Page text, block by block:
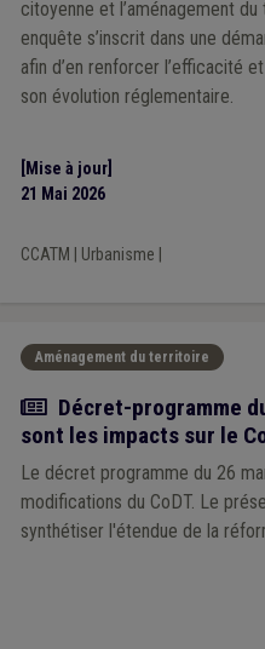
citoyenne et l’aménagement
enquête s’inscrit dans une
afin d’en renforcer l’efficacité
son évolution réglementaire.
[Mise à jour]
21 Mai 2026
CCATM Urbanisme
Aménagement du territoire
Actualité
Décret-programme
sont les impacts sur le
Le décret programme du 26
modifications du CoDT. Le
synthétiser l'étendue de la